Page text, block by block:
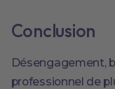
Conclusion
Désengagement,
professionnel de